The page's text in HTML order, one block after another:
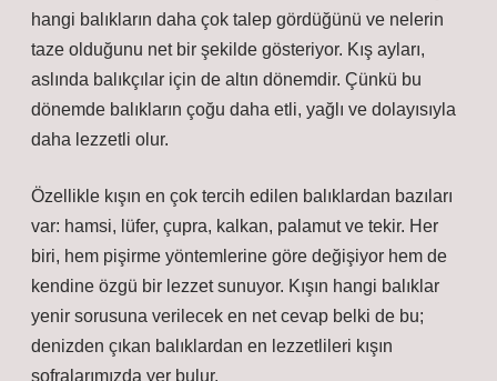
hangi balıkların daha çok talep gördüğünü ve nelerin
taze olduğunu net bir şekilde gösteriyor. Kış ayları,
aslında balıkçılar için de altın dönemdir. Çünkü bu
dönemde balıkların çoğu daha etli, yağlı ve dolayısıyla
daha lezzetli olur.
Özellikle kışın en çok tercih edilen balıklardan bazıları
var: hamsi, lüfer, çupra, kalkan, palamut ve tekir. Her
biri, hem pişirme yöntemlerine göre değişiyor hem de
kendine özgü bir lezzet sunuyor. Kışın hangi balıklar
yenir sorusuna verilecek en net cevap belki de bu;
denizden çıkan balıklardan en lezzetlileri kışın
sofralarımızda yer bulur.